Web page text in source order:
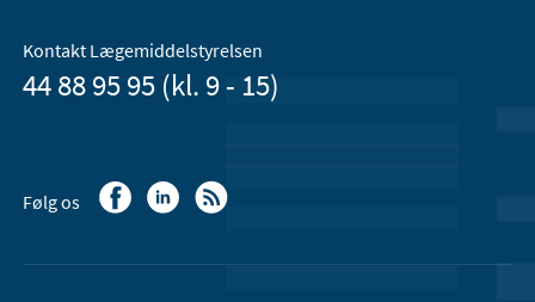
Kontakt Lægemiddelstyrelsen
44 88 95 95 (kl. 9 - 15)
Følg os